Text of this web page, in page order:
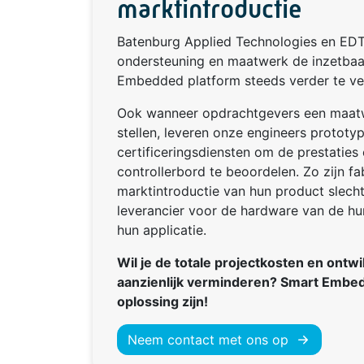
marktintroductie
Batenburg Applied Technologies en
ondersteuning en maatwerk de
Embedded platform steeds verder te
Ook wanneer opdrachtgevers een
stellen, leveren onze engineers
certificeringsdiensten om de
controllerbord te beoordelen. Zo zijn
marktintroductie van hun product
leverancier voor de hardware van de
hun applicatie.
Wil je de totale projectkosten en
aanzienlijk verminderen? Smart
oplossing zijn!
Neem contact met ons op